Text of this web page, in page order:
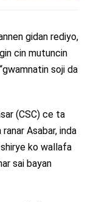
gidan rediyo,
cin mutuncin
soji da
(CSC) ce ta
Asabar, inda
ko wallafa
sai bayan